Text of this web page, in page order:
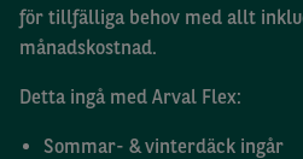
för tillfälliga behov med allt
månadskostnad.
Detta ingå med Arval Flex:
Sommar- & vinterdäck ingår